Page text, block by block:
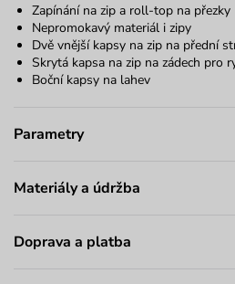
Zapínání na zip a roll-top na přezky
Nepromokavý materiál i zipy
Dvě vnější kapsy na zip na přední
Skrytá kapsa na zip na zádech pro
Boční kapsy na lahev
Parametry
Materiály a údržba
Doprava a platba